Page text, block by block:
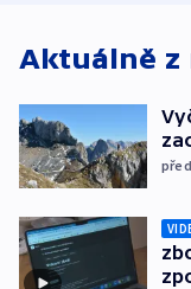
Aktuálně